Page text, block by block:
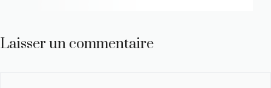
Laisser un commentaire